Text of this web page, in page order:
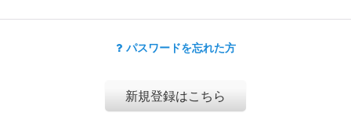
パスワードを忘れた方
新規登録はこちら